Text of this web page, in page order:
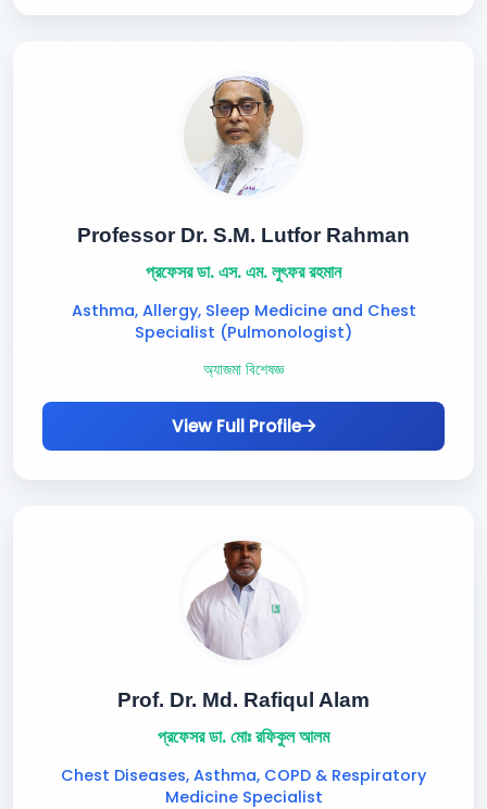
Professor Dr. S.M. Lutfor Rahman
প্রফেসর ডা. এস. এম. লুৎফর রহমান
Asthma, Allergy, Sleep Medicine and Chest
Specialist (Pulmonologist)
অ্যাজমা বিশেষজ্ঞ
View Full Profile
Prof. Dr. Md. Rafiqul Alam
প্রফেসর ডা. মোঃ রফিকুল আলম
Chest Diseases, Asthma, COPD & Respiratory
Medicine Specialist